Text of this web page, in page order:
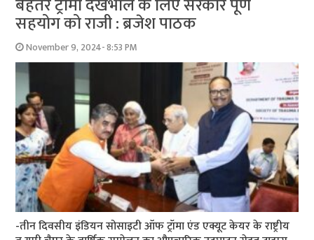
सहयोग को राजी : ब्रजेश पाठक
November 9, 2024- 8:53 PM
-तीन दिवसीय इंडियन सोसाइटी ऑफ ट्रॉमा एंड एक्यूट केयर के राष्ट्रीय